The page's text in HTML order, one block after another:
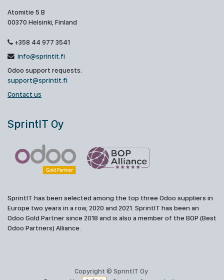
Atomitie 5 B
00370 Helsinki, Finland
+358 44 977 3541
info@sprintit.fi
Odoo support requests:
support@sprintit.fi
Contact us
SprintIT Oy
SprintIT has been selected among the top three Odoo suppliers in
Europe two years in a row, 2020 and 2021. SprintIT has been an
Odoo Gold Partner since 2018 and is also a member of the BOP (Best
Odoo Partners) Alliance.
Copyright © SprintIT Oy